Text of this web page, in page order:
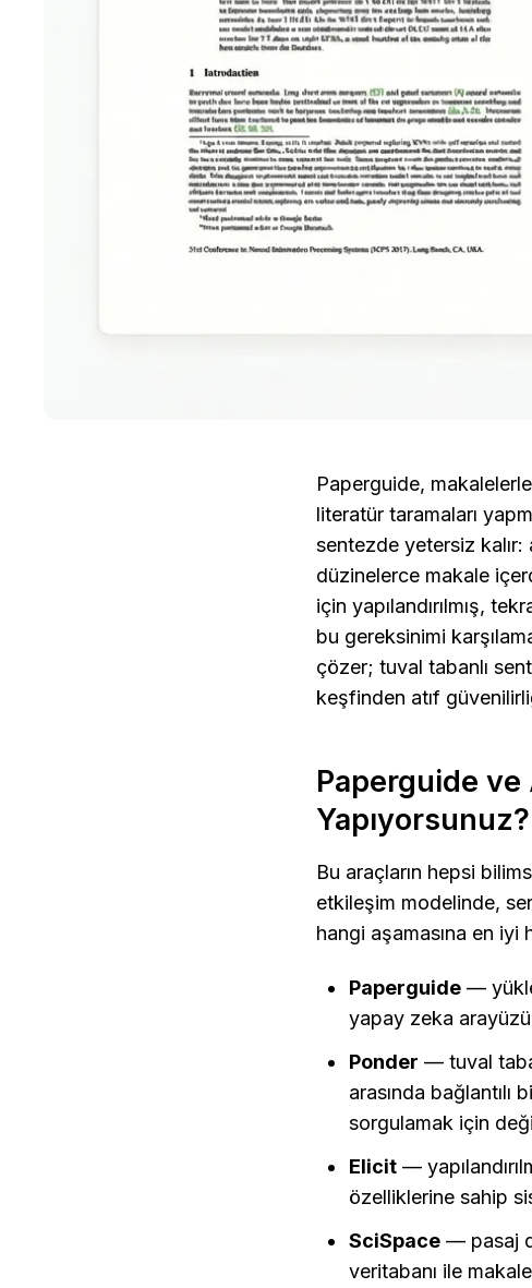
Paperguide,
literatür taramaları
sentezde yetersiz
düzinelerce makale
için yapılandırılmış,
bu gereksinimi
çözer; tuval tabanlı
keşfinden atıf
Paperguide
Yapıyorsunuz?
Bu araçların hepsi
etkileşim modelinde,
hangi aşamasına en iyi
Paperguide —
yapay zeka
Ponder — tuval
arasında bağlantılı
sorgulamak için
Elicit —
özelliklerine sahip
SciSpace — pasaj
veritabanı ile